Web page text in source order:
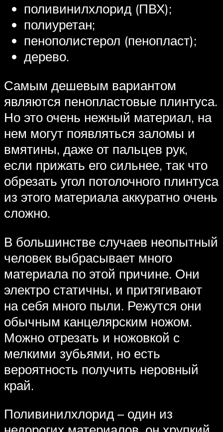
поливинилхлорид (ПВХ);
полиуретан;
пенополистерол (пенопласт);
дерево.
Самым дешевым вариантом
являются пенопластовые плинтуса.
Но это очень нежный материал, на
нем могут появляться заломы и
вмятины, даже от пальцев рук,
если прижать его сильнее, так что
обрезать угол потолочного плинтуса
из этого материала аккуратно очень
сложно.
В большинстве случаев неопытный
человек выбрасывает много
материала по этой причине. Они
электро статичны, и притягивают
на себя много пыли. Режутся они
обычным канцелярским ножом.
Можно отрезать и ножовкой с
мелкими зубьями, но есть
вероятность получить неровный
край.
Поливинилхлорид – один из